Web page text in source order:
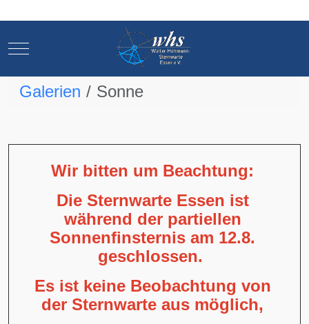
Mobile Menu Toggle
Galerien Sonne
Wir bitten um Beachtung:
Die Sternwarte Essen ist
während der partiellen
Sonnenfinsternis am 12.8.
geschlossen.
Es ist keine Beobachtung von
der Sternwarte aus möglich,